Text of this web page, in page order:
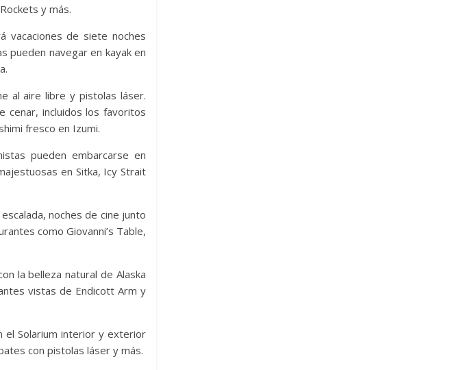
y más.
vacaciones de siete noches
pueden navegar en kayak en
al aire libre y pistolas láser.
cenar, incluidos los favoritos
fresco en Izumi.
pueden embarcarse en
en Sitka, Icy Strait
noches de cine junto
como Giovanni’s Table,
la belleza natural de Alaska
vistas de Endicott Arm y
el Solarium interior y exterior
con pistolas láser y más.